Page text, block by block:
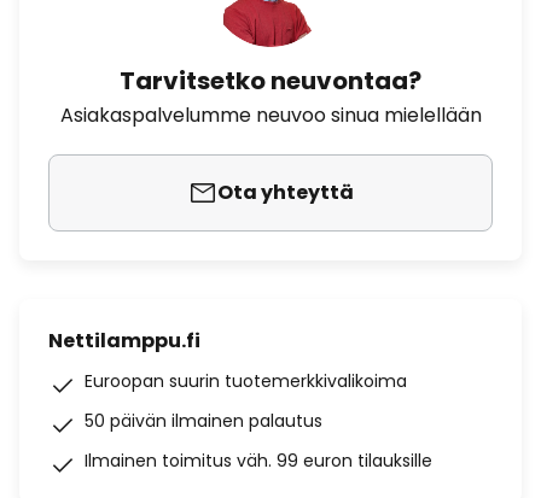
Tarvitsetko neuvontaa?
Asiakaspalvelumme neuvoo sinua mielellään
Ota yhteyttä
Nettilamppu.fi
Euroopan suurin tuotemerkkivalikoima
50 päivän ilmainen palautus
Ilmainen toimitus väh. 99 euron tilauksille